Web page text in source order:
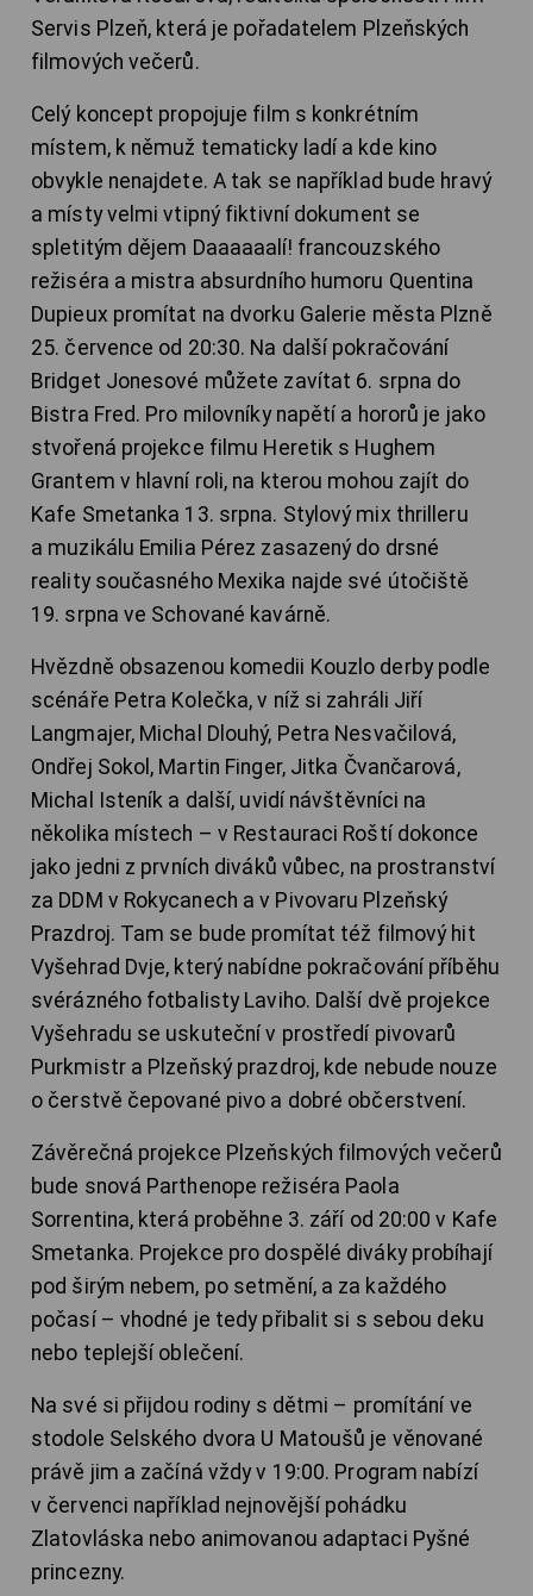
Servis Plzeň, která je pořadatelem Plzeňských
filmových večerů.
Celý koncept propojuje film s konkrétním
místem, k němuž tematicky ladí a kde kino
obvykle nenajdete. A tak se například bude hravý
a místy velmi vtipný fiktivní dokument se
spletitým dějem Daaaaaalí! francouzského
režiséra a mistra absurdního humoru Quentina
Dupieux promítat na dvorku Galerie města Plzně
25. července od 20:30. Na další pokračování
Bridget Jonesové můžete zavítat 6. srpna do
Bistra Fred. Pro milovníky napětí a hororů je jako
stvořená projekce filmu Heretik s Hughem
Grantem v hlavní roli, na kterou mohou zajít do
Kafe Smetanka 13. srpna. Stylový mix thrilleru
a muzikálu Emilia Pérez zasazený do drsné
reality současného Mexika najde své útočiště
19. srpna ve Schované kavárně.
Hvězdně obsazenou komedii Kouzlo derby podle
scénáře Petra Kolečka, v níž si zahráli Jiří
Langmajer, Michal Dlouhý, Petra Nesvačilová,
Ondřej Sokol, Martin Finger, Jitka Čvančarová,
Michal Isteník a další, uvidí návštěvníci na
několika místech – v Restauraci Roští dokonce
jako jedni z prvních diváků vůbec, na prostranství
za DDM v Rokycanech a v Pivovaru Plzeňský
Prazdroj. Tam se bude promítat též filmový hit
Vyšehrad Dvje, který nabídne pokračování příběhu
svérázného fotbalisty Laviho. Další dvě projekce
Vyšehradu se uskuteční v prostředí pivovarů
Purkmistr a Plzeňský prazdroj, kde nebude nouze
o čerstvě čepované pivo a dobré občerstvení.
Závěrečná projekce Plzeňských filmových večerů
bude snová Parthenope režiséra Paola
Sorrentina, která proběhne 3. září od 20:00 v Kafe
Smetanka. Projekce pro dospělé diváky probíhají
pod širým nebem, po setmění, a za každého
počasí – vhodné je tedy přibalit si s sebou deku
nebo teplejší oblečení.
Na své si přijdou rodiny s dětmi – promítání ve
stodole Selského dvora U Matoušů je věnované
právě jim a začíná vždy v 19:00. Program nabízí
v červenci například nejnovější pohádku
Zlatovláska nebo animovanou adaptaci Pyšné
princezny.